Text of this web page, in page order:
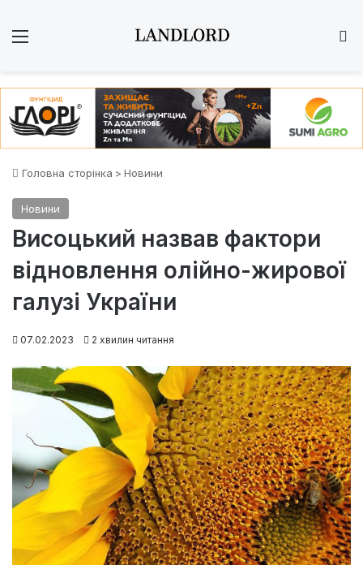
Головна сторінка > Новини
Новини
Висоцький назвав фактори
відновлення олійно-жирової
галузі України
07.02.2023 2 хвилин читання